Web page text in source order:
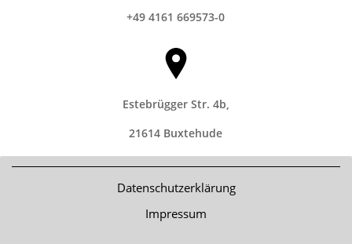
+49 4161 669573-0
Estebrügger Str. 4b,
21614 Buxtehude
Datenschutzerklärung
Impressum